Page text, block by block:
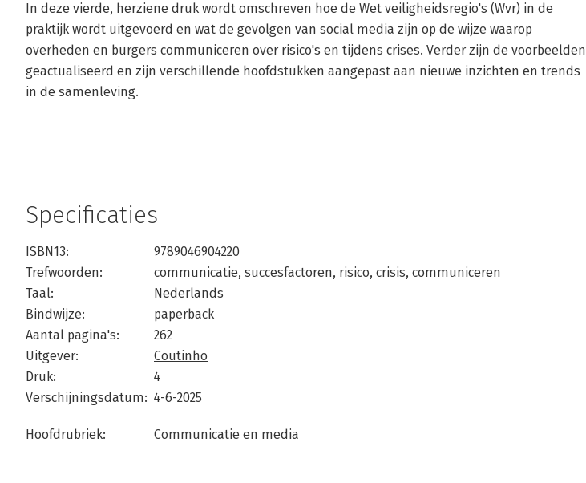
In deze vierde, herziene druk wordt omschreven hoe de Wet veiligheidsregio's (Wvr) in de
praktijk wordt uitgevoerd en wat de gevolgen van social media zijn op de wijze waarop
overheden en burgers communiceren over risico's en tijdens crises. Verder zijn de voorbeelden
geactualiseerd en zijn verschillende hoofdstukken aangepast aan nieuwe inzichten en trends
in de samenleving.
Specificaties
ISBN13:
9789046904220
Trefwoorden:
communicatie, succesfactoren, risico, crisis, communiceren
Taal:
Nederlands
Bindwijze:
paperback
Aantal pagina's:
262
Uitgever:
Coutinho
Druk:
4
Verschijningsdatum: 4-6-2025
Hoofdrubriek: Communicatie en media